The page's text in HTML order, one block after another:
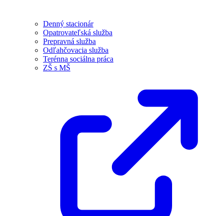
Denný stacionár
Opatrovateľská služba
Prepravná služba
Odľahčovacia služba
Terénna sociálna práca
ZŠ s MŠ